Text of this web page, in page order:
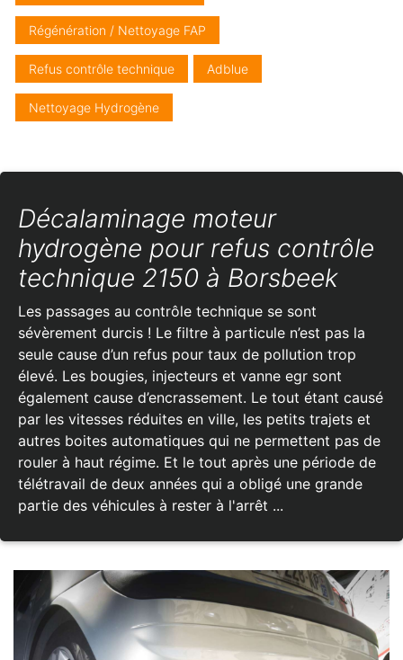
Régénération / Nettoyage FAP
Refus contrôle technique Adblue
Nettoyage Hydrogène
Décalaminage moteur
hydrogène pour refus contrôle
technique 2150 à Borsbeek
Les passages au contrôle technique se sont
sévèrement durcis ! Le filtre à particule n’est pas la
seule cause d’un refus pour taux de pollution trop
élevé. Les bougies, injecteurs et vanne egr sont
également cause d’encrassement. Le tout étant causé
par les vitesses réduites en ville, les petits trajets et
autres boites automatiques qui ne permettent pas de
rouler à haut régime. Et le tout après une période de
télétravail de deux années qui a obligé une grande
partie des véhicules à rester à l'arrêt ...